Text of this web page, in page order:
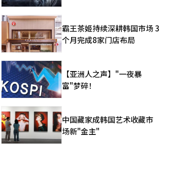
霸王茶姬持续深耕韩国市场 3
个月完成8家门店布局
【亚洲人之声】"一夜暴
富"梦碎！
中国藏家成韩国艺术收藏市
场新"金主"